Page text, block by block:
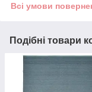
Всі умови
Подібні товари